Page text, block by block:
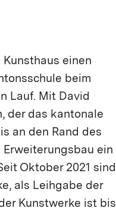
einen
beim
Lauf. Mit David
der das kantonale
an den Rand des
ein
Oktober 2021 sind
als Leihgabe der
Kunstwerke ist bis